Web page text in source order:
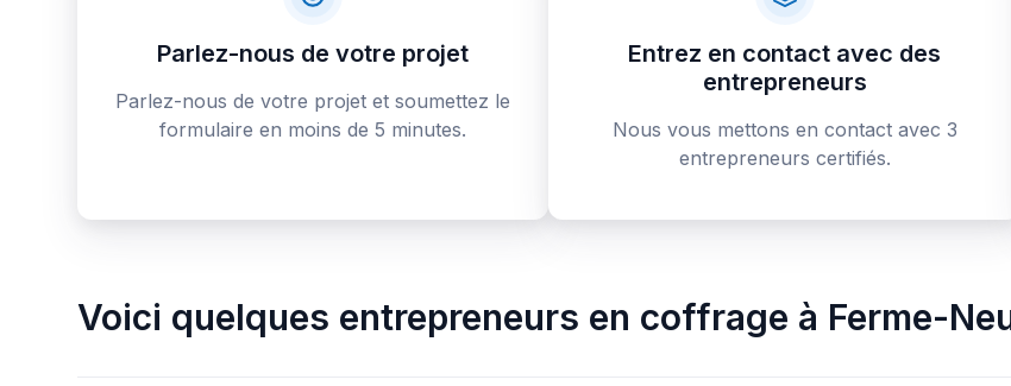
Parlez-nous de votre projet
Parlez-nous de votre projet et soumettez le
formulaire en moins de 5 minutes.
Entrez en contact avec des
entrepreneurs
Nous vous mettons en contact avec 3
entrepreneurs certifiés.
Voici quelques entrepreneurs en coffrage à Ferme-